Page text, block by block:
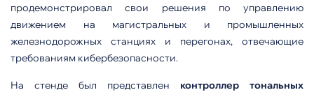
продемонстрировал свои решения по управлению
движением на магистральных и промышленных
железнодорожных станциях и перегонах, отвечающие
требованиям кибербезопасности.
На стенде был представлен контроллер тональных